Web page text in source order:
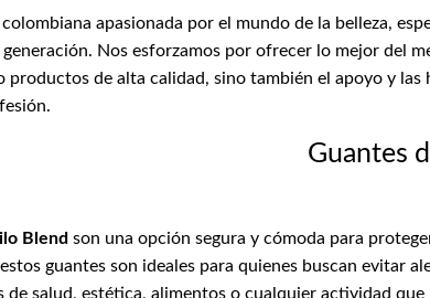
colombiana apasionada por el mundo de la belleza,
Nos esforzamos por ofrecer lo mejor del
productos de alta calidad, sino también el apoyo y
Guantes
Blend son una opción segura y cómoda para
guantes son ideales para quienes buscan evitar
de salud, estética, alimentos o cualquier actividad